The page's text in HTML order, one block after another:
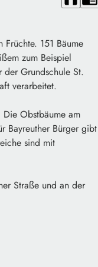
151 Bäume
zum Beispiel
der Grundschule St.
verarbeitet.
Obstbäume am
Bayreuther Bürger gibt
sind mit
Straße und an der